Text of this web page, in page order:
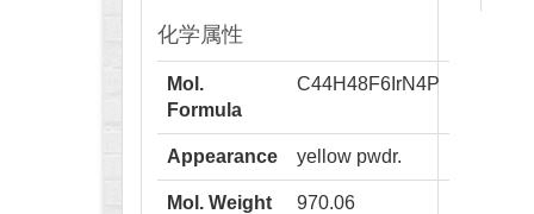
化学属性
Mol.
Formula
C44H48F6IrN4P
Appearance yellow pwdr.
Mol. Weight 970.06